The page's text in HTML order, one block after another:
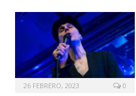
26 FEBRERO, 2023 0